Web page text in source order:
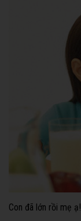
Con đã lớn rồi mẹ ạ!